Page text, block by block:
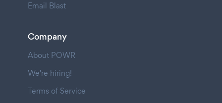
Email Blast
Company
About POWR
We're hiring!
Terms of Service